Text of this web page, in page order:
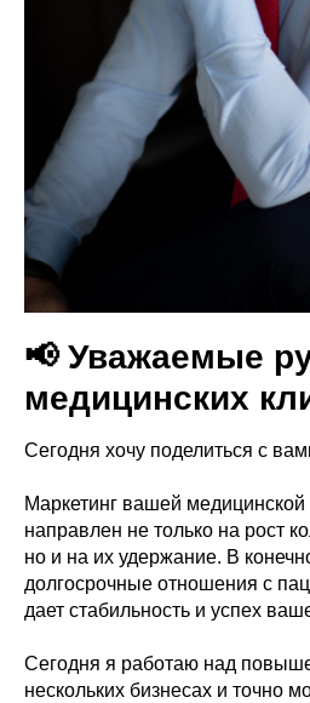
📢 Уважаемые
медицинских
Сегодня хочу поделиться с
Маркетинг вашей
направлен не только на рост
но и на их удержание. В
долгосрочные отношения с
дает стабильность и успех
Сегодня я работаю над
нескольких бизнесах и точно